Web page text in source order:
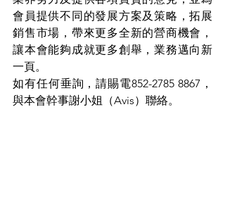
會員提供不同的發展方案及策略，拓展
銷售市場，帶來更多全新的營商機會，
讓本會能夠成就更多創舉，業務邁向新
一頁。
如有任何垂詢，請賜電852-2785 8867，
與本會幹事謝小姐（Avis）聯絡。